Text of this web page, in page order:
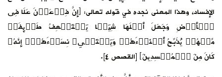
عَلَا فِی
طَاۤىِٕفَةࣰ
إِنَّهُۥ